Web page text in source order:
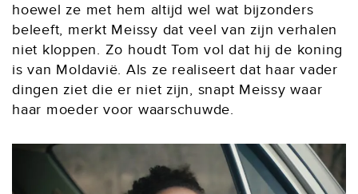
hoewel ze met hem altijd wel wat bijzonders
beleeft, merkt Meissy dat veel van zijn verhalen
niet kloppen. Zo houdt Tom vol dat hij de koning
is van Moldavië. Als ze realiseert dat haar vader
dingen ziet die er niet zijn, snapt Meissy waar
haar moeder voor waarschuwde.